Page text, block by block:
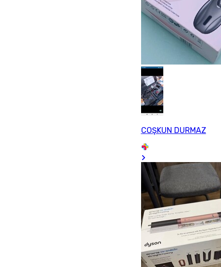
COŞKUN DURMAZ